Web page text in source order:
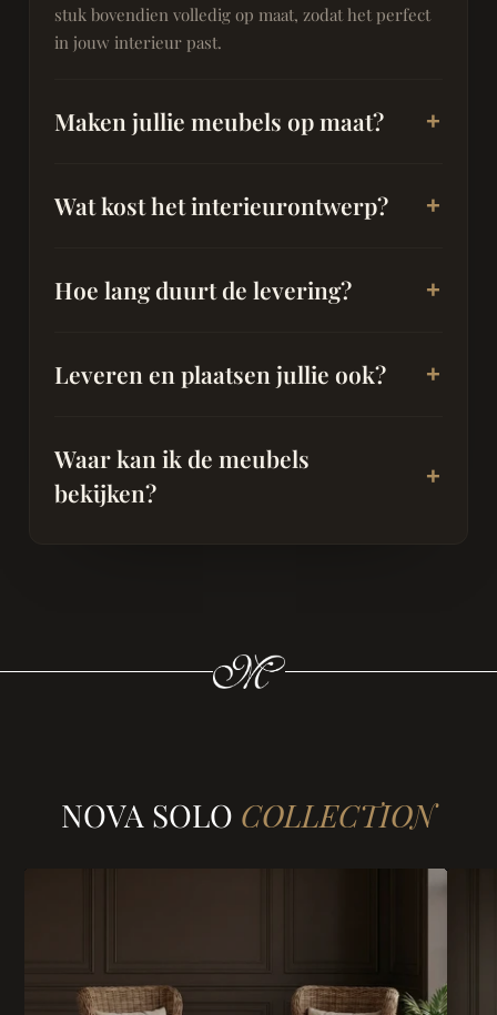
stuk bovendien volledig op maat, zodat het perfect
in jouw interieur past.
Maken jullie meubels op maat?
Wat kost het interieurontwerp?
Hoe lang duurt de levering?
Leveren en plaatsen jullie ook?
Waar kan ik de meubels
bekijken?
NOVA SOLO COLLECTION